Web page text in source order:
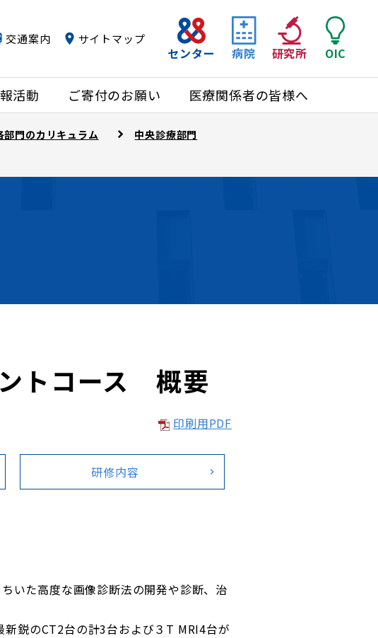
活動 ご寄付のお願い 医療関係者の皆様へ
センター 病院 研究所 OIC
交通案内 サイトマップ
部門のカリキュラム
中央診療部門
トコース 概要
印刷用PDF
研修内容
いた高度な画像診断法の開発や診断、治
鋭のCT2台の計3台および３T MRI4台が